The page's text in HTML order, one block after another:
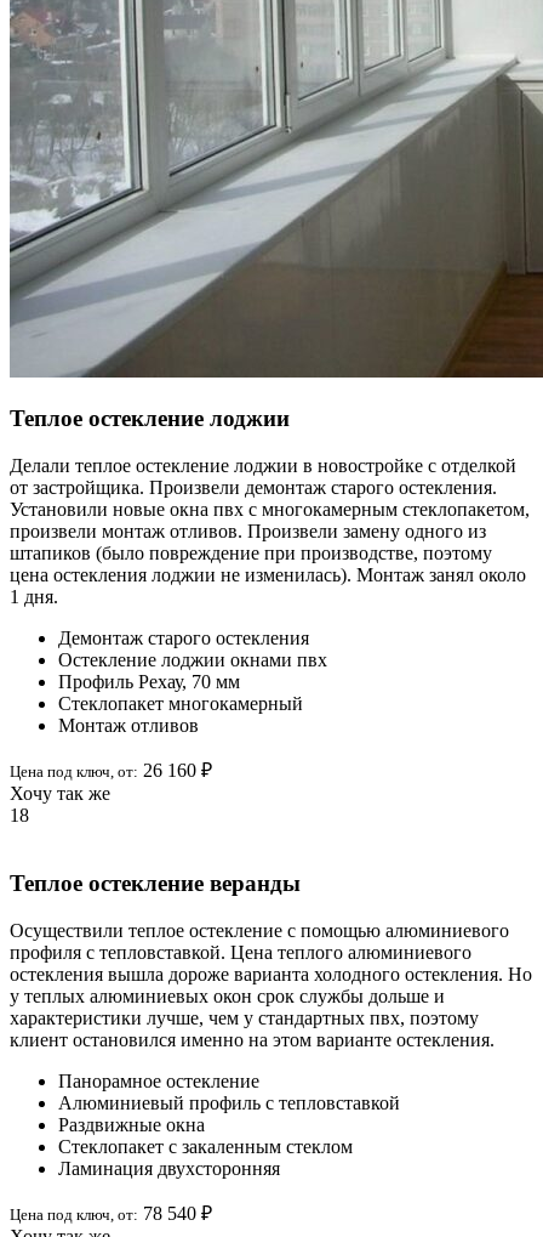
Теплое остекление лоджии
Делали теплое остекление лоджии в новостройке с отделкой
от застройщика. Произвели демонтаж старого остекления.
Установили новые окна пвх с многокамерным стеклопакетом,
произвели монтаж отливов. Произвели замену одного из
штапиков (было повреждение при производстве, поэтому
цена остекления лоджии не изменилась). Монтаж занял около
1 дня.
Демонтаж старого остекления
Остекление лоджии окнами пвх
Профиль Рехау, 70 мм
Стеклопакет многокамерный
Монтаж отливов
Цена под ключ, от: 26 160 ₽
Хочу так же
18
Теплое остекление веранды
Осуществили теплое остекление с помощью алюминиевого
профиля с тепловставкой. Цена теплого алюминиевого
остекления вышла дороже варианта холодного остекления. Но
у теплых алюминиевых окон срок службы дольше и
характеристики лучше, чем у стандартных пвх, поэтому
клиент остановился именно на этом варианте остекления.
Панорамное остекление
Алюминиевый профиль с тепловставкой
Раздвижные окна
Стеклопакет с закаленным стеклом
Ламинация двухсторонняя
Цена под ключ, от: 78 540 ₽